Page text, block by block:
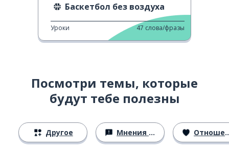
Баскетбол без воздуха
Уроки 47 слова/фразы
Посмотри темы, которые
будут тебе полезны
Другое Мнения и убеждения Отношения